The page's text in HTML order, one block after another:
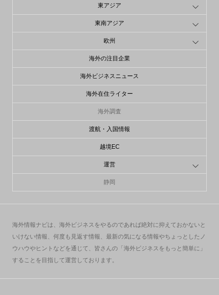
東アジア
東南アジア
欧州
海外の注目企業
海外ビジネスニュース
海外在住ライター
海外調査
渡航・入国情報
越境EC
運営
静岡
海外情報ナビは、海外ビジネスをやるのであれば絶対に抑えておかないと
いけない情報、何度も見返す情報、最新の気になる情報やちょっとしたノ
ウハウやヒントなどを通じて、皆さんの「海外ビジネスをもっと簡単に」
することを目指して運営しております。